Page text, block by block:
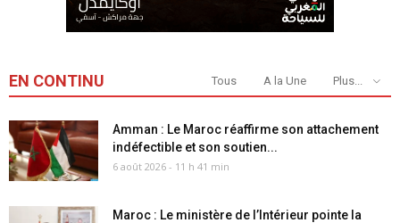
EN CONTINU Tous A la Une Plus...
Amman : Le Maroc réaffirme son attachement
indéfectible et son soutien...
6 août 2026 - 11 h 41 min
Maroc : Le ministère de l’Intérieur pointe la